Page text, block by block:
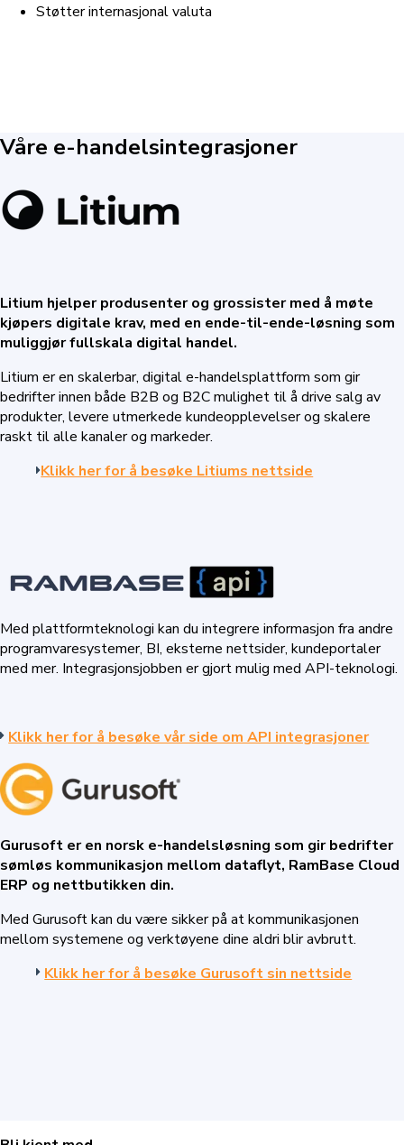
Støtter internasjonal valuta
Våre e-handelsintegrasjoner
Litium hjelper produsenter og grossister med å møte
kjøpers digitale krav, med en ende-til-ende-løsning som
muliggjør fullskala digital handel.
Litium er en skalerbar, digital e-handelsplattform som gir
bedrifter innen både B2B og B2C mulighet til å drive salg av
produkter, levere utmerkede kundeopplevelser og skalere
raskt til alle kanaler og markeder.
Klikk her for å besøke Litiums nettside
Med plattformteknologi kan du integrere informasjon fra andre
programvaresystemer, BI, eksterne nettsider, kundeportaler
med mer. Integrasjonsjobben er gjort mulig med API-teknologi.
Klikk her for å besøke vår side om API integrasjoner
Gurusoft er en norsk e-handelsløsning som gir bedrifter
sømløs kommunikasjon mellom dataflyt, RamBase Cloud
ERP og nettbutikken din.
Med Gurusoft kan du være sikker på at kommunikasjonen
mellom systemene og verktøyene dine aldri blir avbrutt.
Klikk her for å besøke Gurusoft sin nettside